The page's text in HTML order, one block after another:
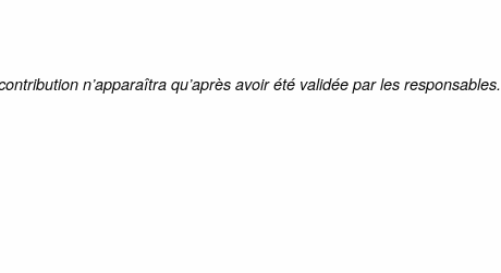
n’apparaîtra qu’après avoir été validée par les responsables.